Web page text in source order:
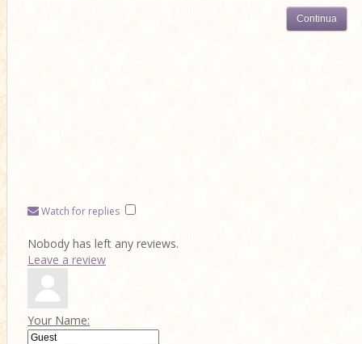
Continua
Watch for replies
Nobody has left any reviews.
Leave a review
Your Name: